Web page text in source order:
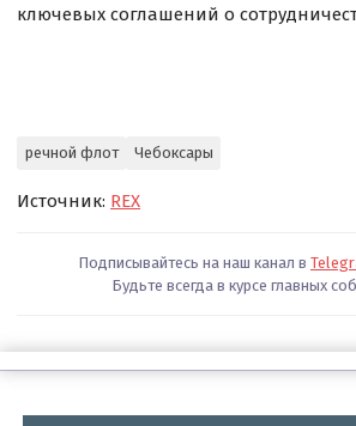
ключевых соглашений о
речной флот Чебоксары
Источник: REX
Подписывайтесь на наш канал в
Будьте всегда в курсе главных